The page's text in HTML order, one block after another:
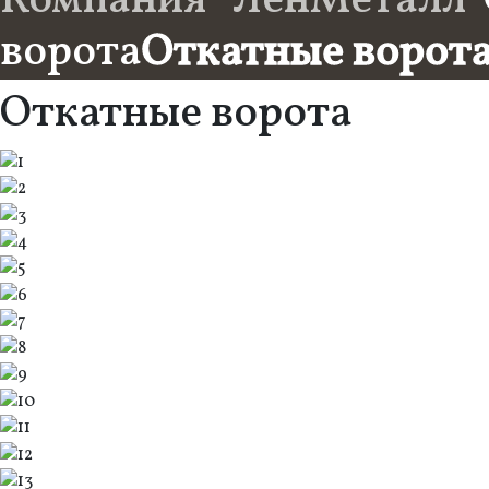
воротаОткатные
Откатные ворота